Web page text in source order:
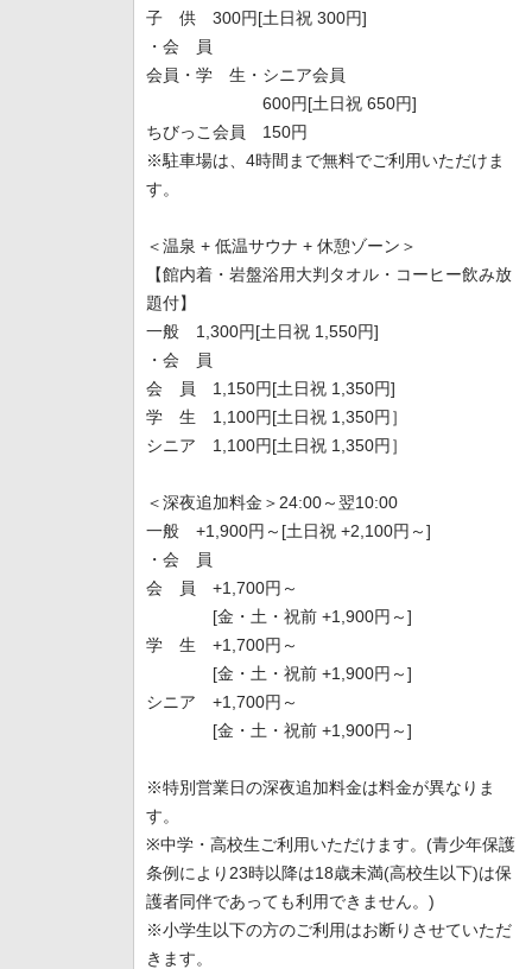
子 供 300円[土日祝 300円]
・会 員
会員・学 生・シニア会員
600円[土日祝 650円]
ちびっこ会員 150円
※駐車場は、4時間まで無料でご利用いただけま
す。
＜温泉 + 低温サウナ + 休憩ゾーン＞
【館内着・岩盤浴用大判タオル・コーヒー飲み放
題付】
一般 1,300円[土日祝 1,550円]
・会 員
会 員 1,150円[土日祝 1,350円]
学 生 1,100円[土日祝 1,350円］
シニア 1,100円[土日祝 1,350円］
＜深夜追加料金＞24:00～翌10:00
一般 +1,900円～[土日祝 +2,100円～]
・会 員
会 員 +1,700円～
[金・土・祝前 +1,900円～]
学 生 +1,700円～
[金・土・祝前 +1,900円～]
シニア +1,700円～
[金・土・祝前 +1,900円～]
※特別営業日の深夜追加料金は料金が異なりま
す。
※中学・高校生ご利用いただけます。(青少年保護
条例により23時以降は18歳未満(高校生以下)は保
護者同伴であっても利用できません。)
※小学生以下の方のご利用はお断りさせていただ
きます。